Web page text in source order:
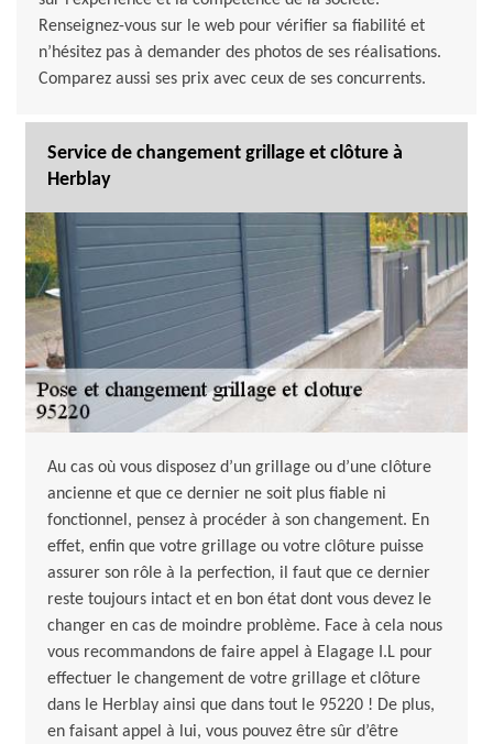
Renseignez-vous sur le web pour vérifier sa fiabilité et
n’hésitez pas à demander des photos de ses réalisations.
Comparez aussi ses prix avec ceux de ses concurrents.
Service de changement grillage et clôture à
Herblay
Au cas où vous disposez d’un grillage ou d’une clôture
ancienne et que ce dernier ne soit plus fiable ni
fonctionnel, pensez à procéder à son changement. En
effet, enfin que votre grillage ou votre clôture puisse
assurer son rôle à la perfection, il faut que ce dernier
reste toujours intact et en bon état dont vous devez le
changer en cas de moindre problème. Face à cela nous
vous recommandons de faire appel à Elagage I.L pour
effectuer le changement de votre grillage et clôture
dans le Herblay ainsi que dans tout le 95220 ! De plus,
en faisant appel à lui, vous pouvez être sûr d’être